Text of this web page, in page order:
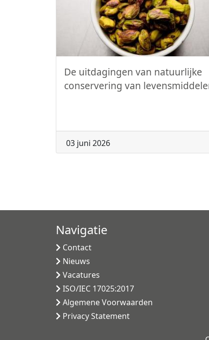
De uitdagingen van natuurlijke
conservering van
03 juni 2026
Navigatie
Contact
Nieuws
Vacatures
ISO/IEC 17025:2017
Algemene Voorwaarden
Privacy Statement